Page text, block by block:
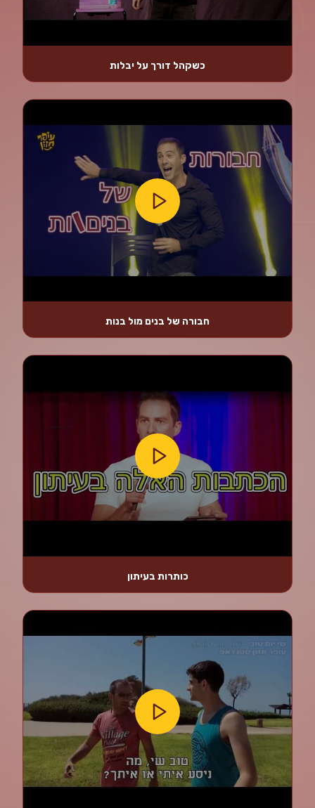
כשקהל דורך על יבלות
חבורה של בנים מול בנות
כותרות בעיתון